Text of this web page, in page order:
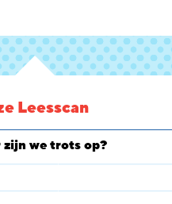
Leesscan
zijn we trots op?